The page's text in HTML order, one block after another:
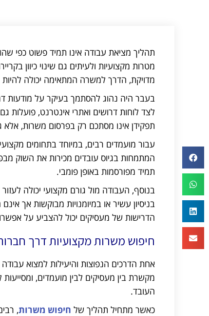
תהליך מציאת עבודה אינו תמיד פשוט כפי
מטרות מקצועיות ולעיתים גם שינוי כיוון
מדויקת, הדרך למשרה המתאימה יכולה
בעבר היה נהוג להסתמך בעיקר על מודעות
לצד לוחות דרושים ואתרי אינטרנט,
תפקידן אינו מסתכם רק בפרסום משרות,
עבור מועמדים רבים, במיוחד בתחומים
המתמחות בגיוס עובדים מכירות את השוק
תמיד מפורסמות באופן פומבי.
בנוסף, העבודה מול גורם מקצועי יכולה
בניסיון עשיר או במיומנויות מבוקשות אך
הדרישות של מעסיקים יכול להצביע על
חיפוש משרות מקצועיות דרך
אחת הדרכים הנפוצות והיעילות למצוא
מקשרת בין מעסיקים לבין מועמדים,
העובד.
כאשר מתחיל תהליך של חיפוש משרות,